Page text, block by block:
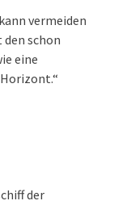
vermeiden
den schon
eine
der